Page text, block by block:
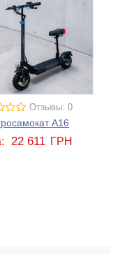
Отзывы: 0
A16
22 611 ГРН